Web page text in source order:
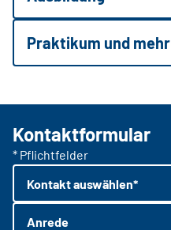
Praktikum und mehr
Kontaktformular
* Pflichtfelder
Kontakt auswählen*
Anrede